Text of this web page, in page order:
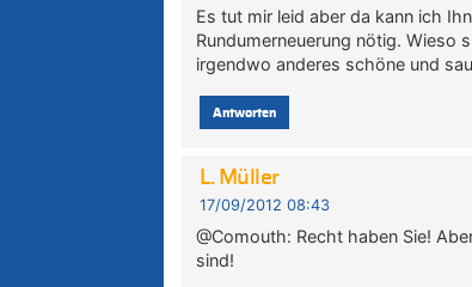
Es tut mir leid aber da kann ich
Rundumerneuerung nötig. Wieso
irgendwo anderes schöne und
Antworten
L. Müller
17/09/2012 08:43
@Comouth: Recht haben Sie!
sind!